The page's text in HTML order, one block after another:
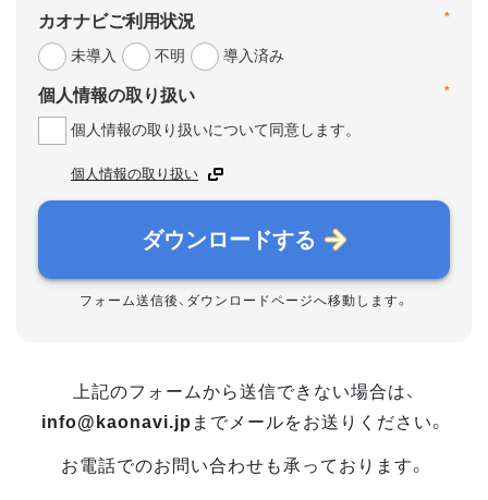
*
カオナビご利用状況
未導入
不明 導入済み
*
個人情報の取り扱い
個人情報の取り扱いについて同意します。
個人情報の取り扱い
ダウンロードする
フォーム送信後、ダウンロードページへ移動します。
上記のフォームから送信できない場合は、
info@kaonavi.jp までメールをお送りください。
お電話でのお問い合わせも承っております。